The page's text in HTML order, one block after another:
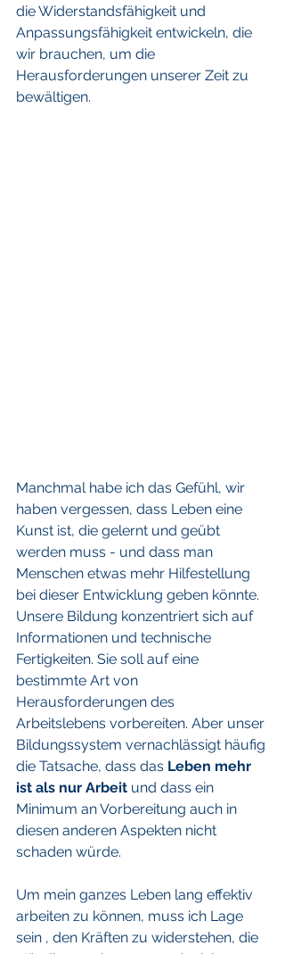
die Widerstandsfähigkeit und
Anpassungsfähigkeit entwickeln, die
wir brauchen, um die
Herausforderungen unserer Zeit zu
bewältigen.
Manchmal habe ich das Gefühl, wir
haben vergessen, dass Leben eine
Kunst ist, die gelernt und geübt
werden muss - und dass man
Menschen etwas mehr Hilfestellung
bei dieser Entwicklung geben könnte.
Unsere Bildung konzentriert sich auf
Informationen und technische
Fertigkeiten. Sie soll auf eine
bestimmte Art von
Herausforderungen des
Arbeitslebens vorbereiten. Aber unser
Bildungssystem vernachlässigt häufig
die Tatsache, dass das Leben mehr
ist als nur Arbeit und dass ein
Minimum an Vorbereitung auch in
diesen anderen Aspekten nicht
schaden würde.
Um mein ganzes Leben lang effektiv
arbeiten zu können, muss ich Lage
sein , den Kräften zu widerstehen, die